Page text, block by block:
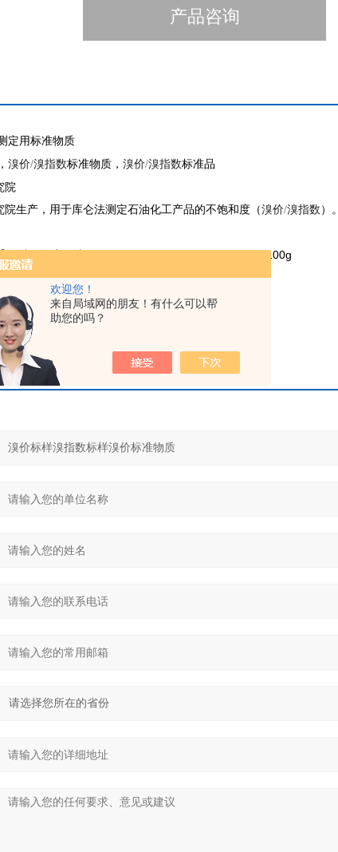
欢迎您！
来自局域网的朋友！有什么可以帮
助您的吗？
产品咨询
定用标准物质
溴价/溴指数标准物质， 溴价/溴指数标准品
院
院生产，用于库仑法测定石油化工产品的不饱和度（溴价/溴指数）。
以下浓度可选：1.14、5.02、11.4、49，98.3 gBr/100g
】以下浓度可选：10、57、114、500 mgBr/100g
2ml玻璃安瓿瓶装